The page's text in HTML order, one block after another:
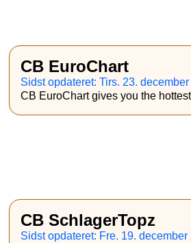
CB EuroChart
Sidst opdateret: Tirs. 23.
CB EuroChart gives you the
CB SchlagerTopz
Sidst opdateret: Fre. 19. december